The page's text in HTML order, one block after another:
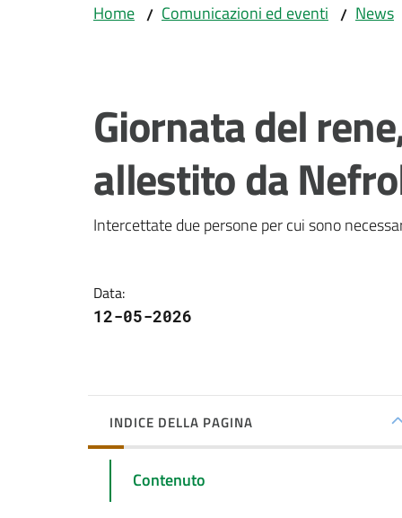
Home / Comunicazioni ed eventi / News
Giornata del
allestito da
Intercettate due persone per cui sono
Data:
12-05-2026
INDICE DELLA PAGINA
Contenuto